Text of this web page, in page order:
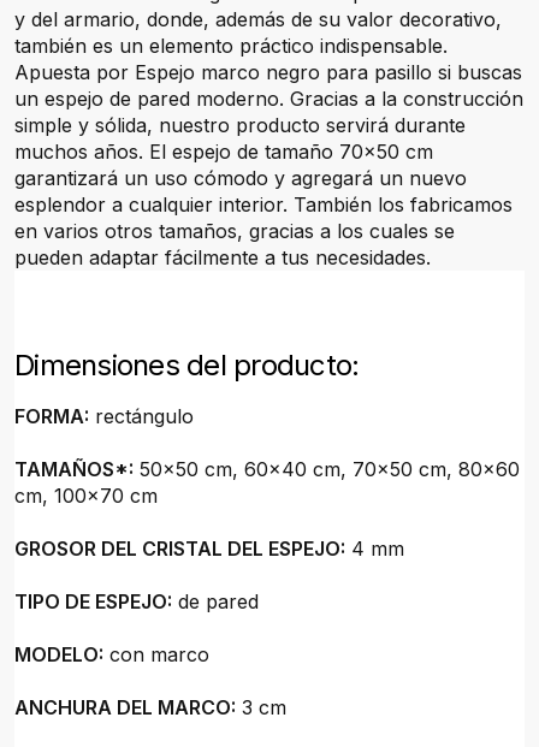
y del armario, donde, además de su valor decorativo,
también es un elemento práctico indispensable.
Apuesta por Espejo marco negro para pasillo si buscas
un espejo de pared moderno. Gracias a la construcción
simple y sólida, nuestro producto servirá durante
muchos años. El espejo de tamaño 70x50 cm
garantizará un uso cómodo y agregará un nuevo
esplendor a cualquier interior. También los fabricamos
en varios otros tamaños, gracias a los cuales se
pueden adaptar fácilmente a tus necesidades.
Dimensiones del producto:
FORMA: rectángulo
TAMAÑOS*: 50x50 cm, 60x40 cm, 70x50 cm, 80x60
cm, 100x70 cm
GROSOR DEL CRISTAL DEL ESPEJO: 4 mm
TIPO DE ESPEJO: de pared
MODELO: con marco
ANCHURA DEL MARCO: 3 cm